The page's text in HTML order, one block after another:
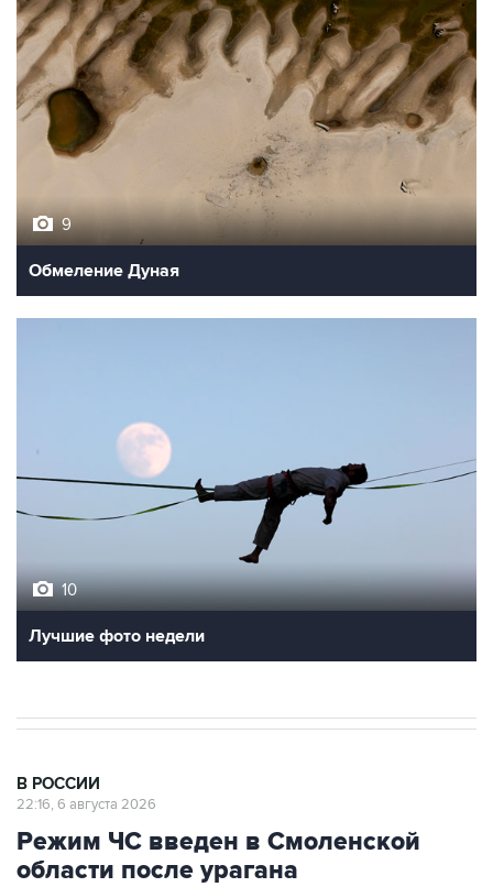
9
Обмеление Дуная
10
Лучшие фото недели
В РОССИИ
22:16, 6 августа 2026
Режим ЧС введен в Смоленской
области после урагана